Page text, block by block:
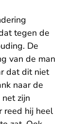
tegen de
De
van de man
dat dit niet
naar de
zijn
reed hij heel